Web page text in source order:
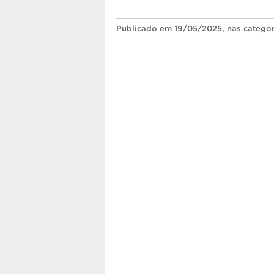
Publicado em 19/05/2025, nas